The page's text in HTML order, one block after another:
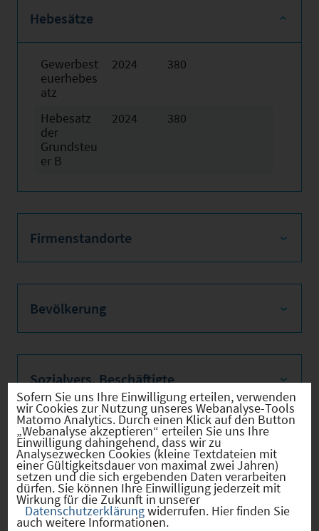
Hebesätze
Gewerbest
euerhebes
atz
2024 380
Hebesatz
der
Grundsteu
er B
2024 380
Firmenstandorte
Bevölkerung
Sozialvers. Beschäftigte
Verkehrsinfrastruktur
Kommunale Infrastruktur
Sofern Sie uns Ihre Einwilligung erteilen, verwenden
wir Cookies zur Nutzung unseres Webanalyse-Tools
Matomo Analytics. Durch einen Klick auf den Button
„Webanalyse akzeptieren“ erteilen Sie uns Ihre
Einwilligung dahingehend, dass wir zu
Analysezwecken Cookies (kleine Textdateien mit
einer Gültigkeitsdauer von maximal zwei Jahren)
setzen und die sich ergebenden Daten verarbeiten
dürfen. Sie können Ihre Einwilligung jederzeit mit
Wirkung für die Zukunft in unserer
Datenschutzerklärungwiderrufen. Hier finden Sie
auch weitere Informationen.